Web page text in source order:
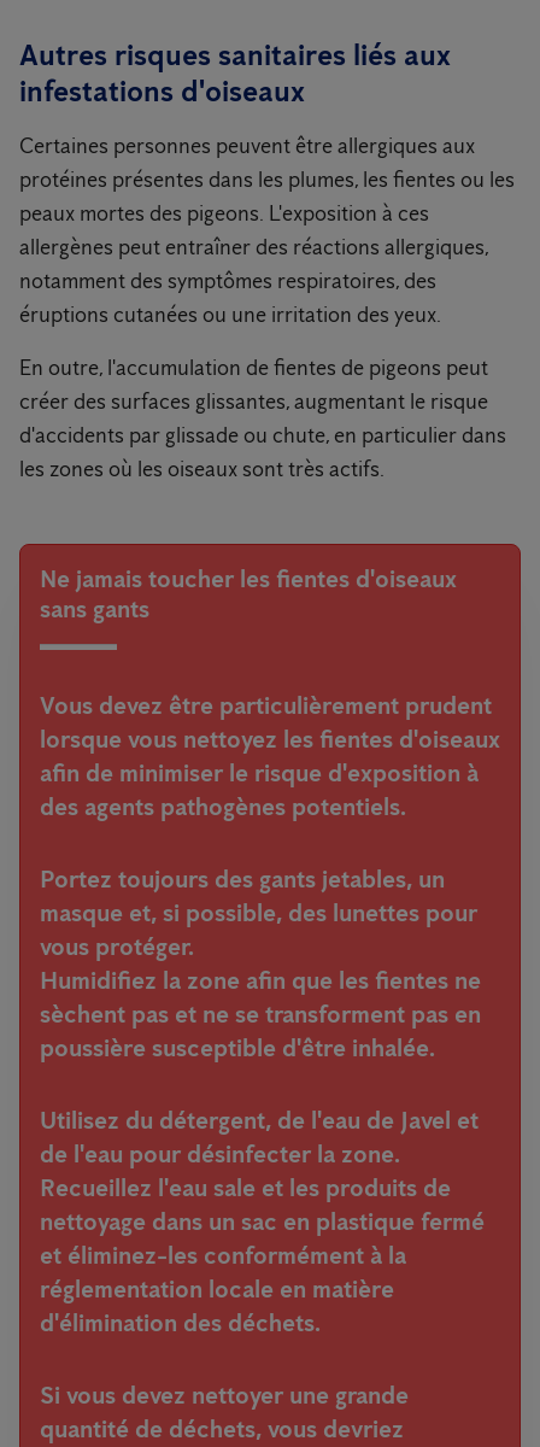
Autres risques sanitaires liés aux
infestations d'oiseaux
Certaines personnes peuvent être allergiques aux
protéines présentes dans les plumes, les fientes ou les
peaux mortes des pigeons. L'exposition à ces
allergènes peut entraîner des réactions allergiques,
notamment des symptômes respiratoires, des
éruptions cutanées ou une irritation des yeux.
En outre, l'accumulation de fientes de pigeons peut
créer des surfaces glissantes, augmentant le risque
d'accidents par glissade ou chute, en particulier dans
les zones où les oiseaux sont très actifs.
Ne jamais toucher les fientes d'oiseaux
sans gants
Vous devez être particulièrement prudent
lorsque vous nettoyez les fientes d'oiseaux
afin de minimiser le risque d'exposition à
des agents pathogènes potentiels.
Portez toujours des gants jetables, un
masque et, si possible, des lunettes pour
vous protéger.
Humidifiez la zone afin que les fientes ne
sèchent pas et ne se transforment pas en
poussière susceptible d'être inhalée.
Utilisez du détergent, de l'eau de Javel et
de l'eau pour désinfecter la zone.
Recueillez l'eau sale et les produits de
nettoyage dans un sac en plastique fermé
et éliminez-les conformément à la
réglementation locale en matière
d'élimination des déchets.
Si vous devez nettoyer une grande
quantité de déchets, vous devriez